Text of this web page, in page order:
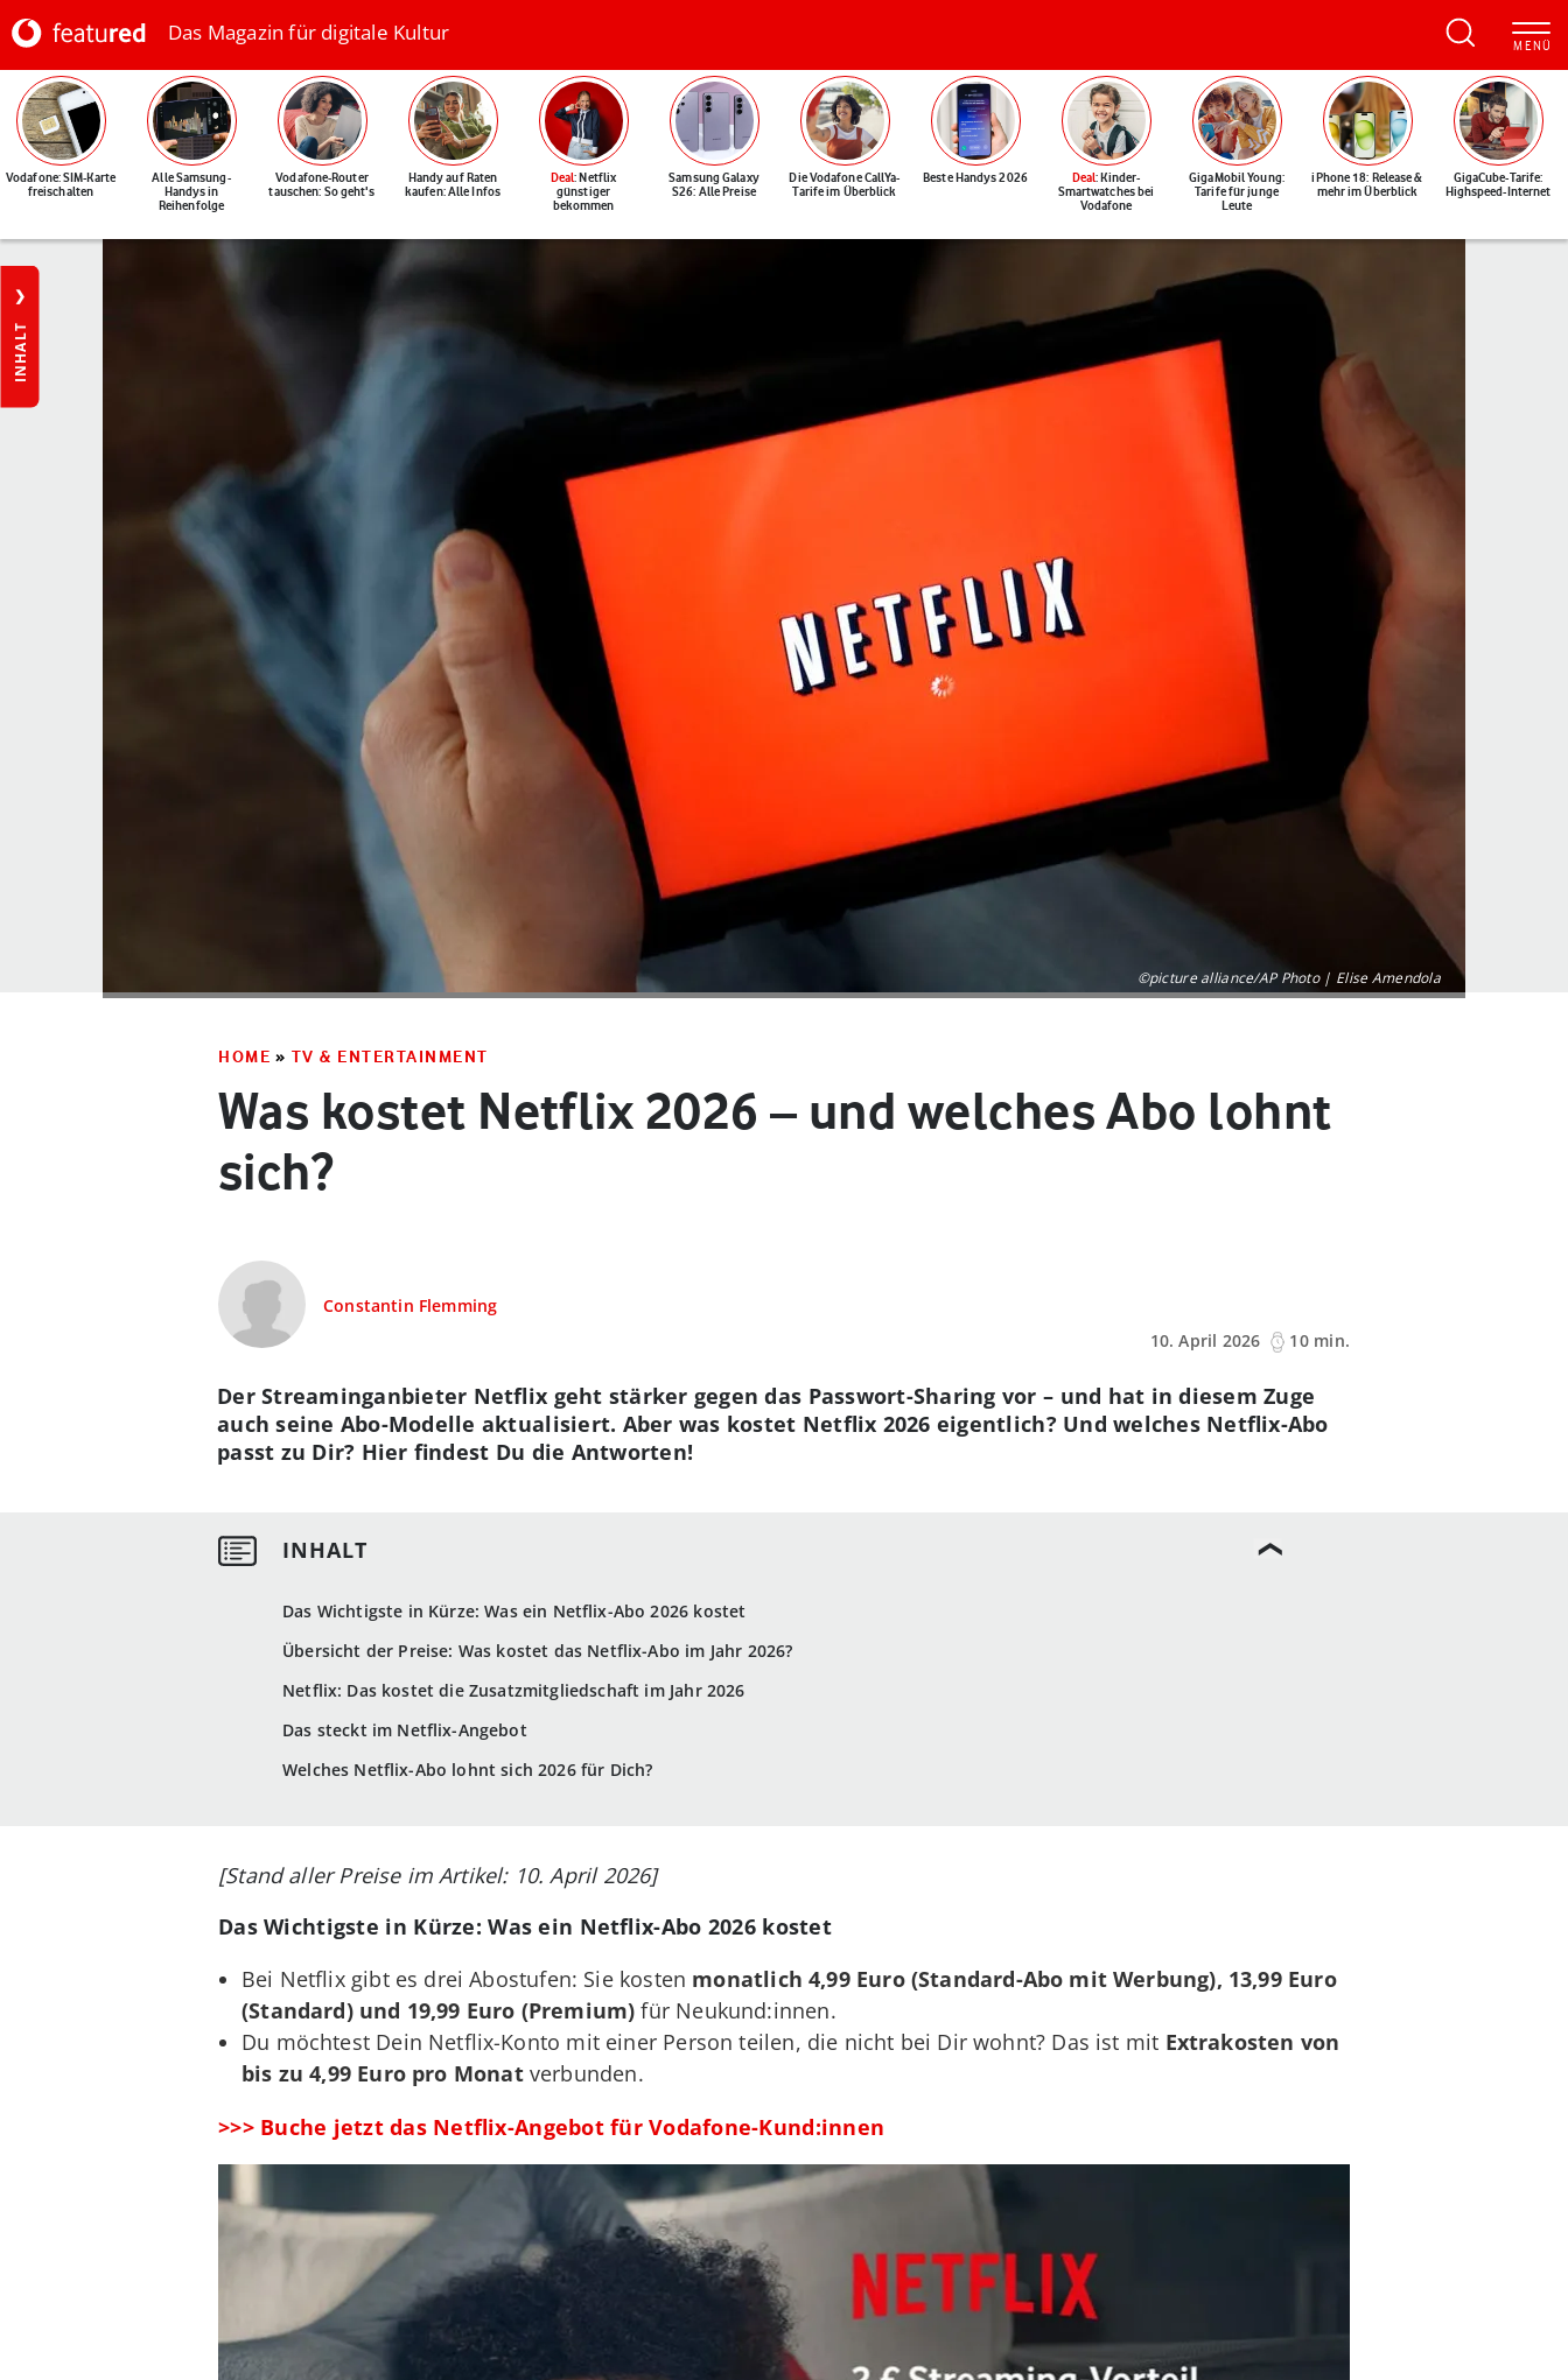
Das Magazin für digitale Kultur
Vodafone: SIM-Karte
freischalten
Alle Samsung-
Handys in
Reihenfolge
Vodafone-Router
tauschen: So geht's
Handy auf Raten
kaufen: Alle Infos
Deal: Netflix
günstiger
bekommen
Samsung Galaxy
S26: Alle Preise
Die Vodafone CallYa-
Tarife im Überblick
Beste Handys 2026 Deal: Kinder-
Smartwatches bei
Vodafone
GigaMobil Young:
Tarife für junge
Leute
iPhone 18: Release &
mehr im Überblick
GigaCube-Tarife:
Highspeed-Internet
INHALT
©picture alliance/AP Photo | Elise Amendola
HOME » TV & ENTERTAINMENT
Was kostet Netflix 2026 – und welches Abo lohnt
sich?
Constantin Flemming
10. April 2026
10 min.
Das Wichtigste in Kürze: Was ein Netflix-Abo 2026 kostet
Übersicht der Preise: Was kostet das Netflix-Abo im Jahr 2026?
Netflix: Das kostet die Zusatzmitgliedschaft im Jahr 2026
Das steckt im Netflix-Angebot
Welches Netflix-Abo lohnt sich 2026 für Dich?
Der Streaminganbieter Netflix geht stärker gegen das Passwort-Sharing vor – und hat in diesem Zuge
auch seine Abo-Modelle aktualisiert. Aber was kostet Netflix 2026 eigentlich? Und welches Netflix-Abo
passt zu Dir? Hier findest Du die Antworten!
[Stand aller Preise im Artikel: 10. April 2026]
Das Wichtigste in Kürze: Was ein Netflix-Abo 2026 kostet
Bei Netflix gibt es drei Abostufen: Sie kosten monatlich 4,99 Euro (Standard-Abo mit Werbung), 13,99 Euro
(Standard) und 19,99 Euro (Premium) für Neukund:innen.
Du möchtest Dein Netflix-Konto mit einer Person teilen, die nicht bei Dir wohnt? Das ist mit Extrakosten von
bis zu 4,99 Euro pro Monatverbunden.
>>> Buche jetzt das Netflix-Angebot für Vodafone-Kund:innen